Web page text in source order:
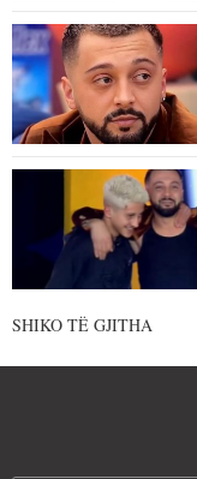
SHIKO TË GJITHA